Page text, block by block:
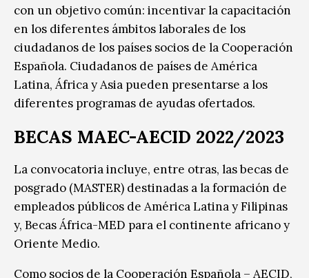
con un objetivo común: incentivar la capacitación
en los diferentes ámbitos laborales de los
ciudadanos de los países socios de la Cooperación
Española. Ciudadanos de países de América
Latina, África y Asia pueden presentarse a los
diferentes programas de ayudas ofertados.
BECAS MAEC-AECID 2022/2023
La convocatoria incluye, entre otras, las becas de
posgrado (MASTER) destinadas a la formación de
empleados públicos de América Latina y Filipinas
y, Becas África-MED para el continente africano y
Oriente Medio.
Como socios de la Cooperación Española – AECID,